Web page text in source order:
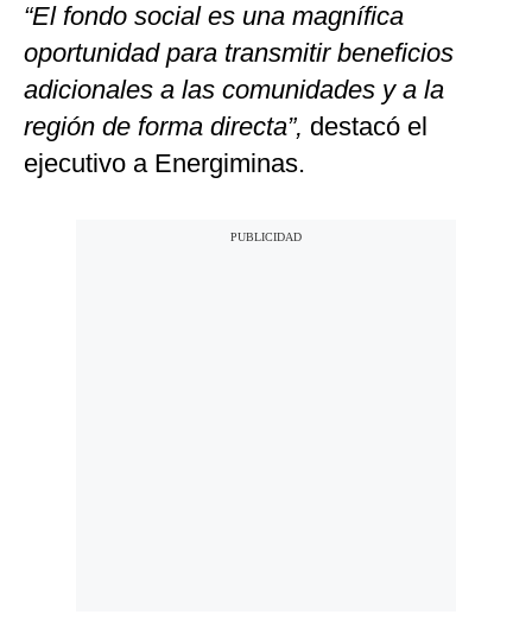
“El fondo social es una magnífica
oportunidad para transmitir beneficios
adicionales a las comunidades y a la
región de forma directa”, destacó el
ejecutivo a Energiminas.